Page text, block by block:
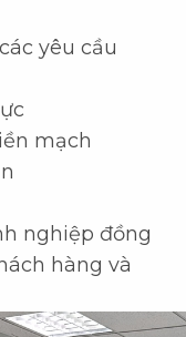
yêu cầu
mạch
nghiệp đồng
hàng và